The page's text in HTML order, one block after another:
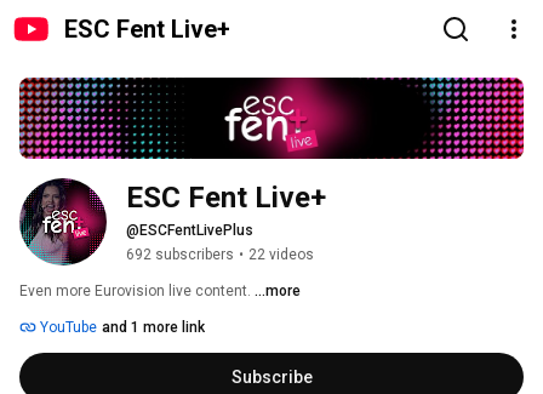
ESC Fent Live+
ESC Fent Live+
@ESCFentLivePlus
692 subscribers • 22 videos
Even more Eurovision live content. ...more
YouTube and 1 more link
Subscribe